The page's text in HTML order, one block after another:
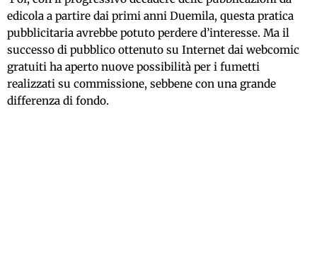
edicola a partire dai primi anni Duemila, questa pratica
pubblicitaria avrebbe potuto perdere d’interesse. Ma il
successo di pubblico ottenuto su Internet dai webcomic
gratuiti ha aperto nuove possibilità per i fumetti
realizzati su commissione, sebbene con una grande
differenza di fondo.